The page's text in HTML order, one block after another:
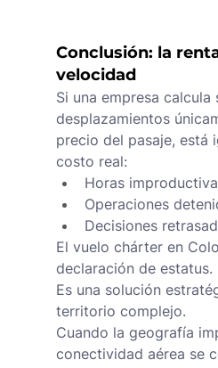
Conclusión: la
velocidad
Si una empresa calcula
desplazamientos
precio del pasaje, está
costo real:
Horas
Operaciones
Decisiones
El vuelo chárter en
declaración de estatus.
Es una solución
territorio complejo.
Cuando la geografía
conectividad aérea se